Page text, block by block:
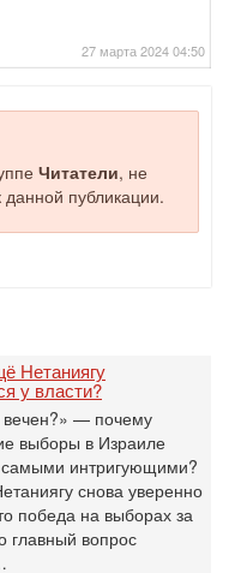
27 марта 2024 04:50
Читатели, не
данной публикации.
Нетаниягу
у власти?
вечен?» — почему
выборы в Израиле
самыми интригующими?
снова уверенно
победа на выборах за
главный вопрос